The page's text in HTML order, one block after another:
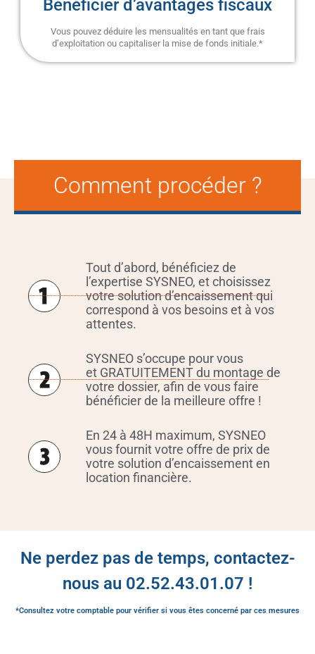
Bénéficier d’avantages fiscaux
Vous pouvez déduire les mensualités en tant que frais
d’exploitation ou capitaliser la mise de fonds initiale.*
Comment procéder ?
Tout d’abord, bénéficiez de
l’expertise SYSNEO, et choisissez
votre solution d’encaissement qui
correspond à vos besoins et à vos
attentes.
SYSNEO s’occupe pour vous
et GRATUITEMENT du montage de
votre dossier, afin de vous faire
bénéficier de la meilleure offre !
En 24 à 48H maximum, SYSNEO
vous fournit votre offre de prix de
votre solution d’encaissement en
location financière.
Ne perdez pas de temps, contactez-
nous au 02.52.43.01.07 !
*Consultez votre comptable pour vérifier si vous êtes concerné par ces mesures